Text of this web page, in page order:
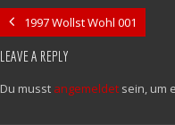
1997 Wollst Wohl 001
LEAVE A REPLY
Du musst angemeldet sein, um